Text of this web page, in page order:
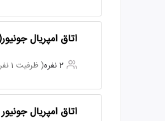
اتاق امپریال
2 نفره ( ظرفیت 1 نفر اضافه دارد )
اتاق امپریال